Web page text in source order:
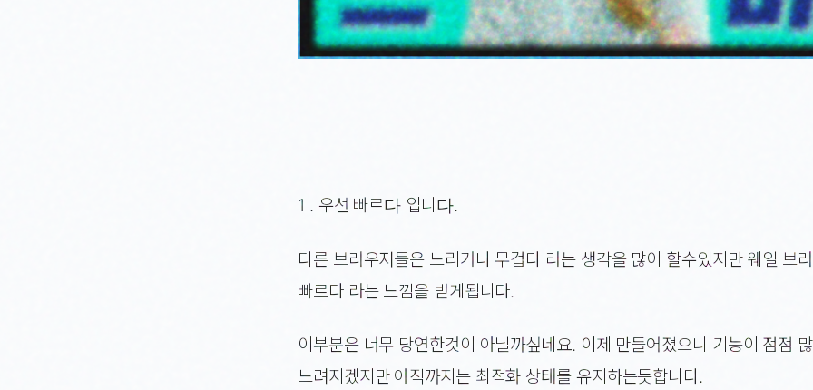
1 . 우선 빠르다 입니다.
다른 브라우저들은 느리거나 무겁다 라는 생각을 많이 할수있지만 웨일 브
빠르다 라는 느낌을 받게됩니다.
이부분은 너무 당연한것이 아닐까싶네요. 이제 만들어졌으니 기능이 점점
느려지겠지만 아직까지는 최적화 상태를 유지하는듯합니다.